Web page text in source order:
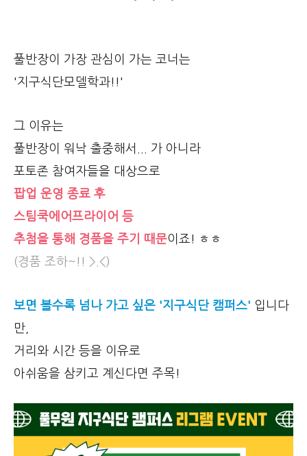
풀반장이 가장 관심이 가는 코너는
'지구식단모델학과!!'
그 이유는
풀반장이 워낙 출중해서... 가 아니라
포토존 참여자들을 대상으로
팝업 운영 종료 후
스팀쿡에어프라이어 등
추첨을 통해 경품을 주기 때문이죠! ㅎㅎ
(경품 조하~!! >.<)
보면 볼수록 넘나 가고 싶은 '지구식단 캠퍼스' 입니다
만,
거리와 시간 등을 이유로
아쉬움을 삼키고 계신다면 주목!